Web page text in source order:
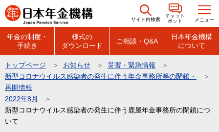
こ
の
の
先
頭
で
す
サイト内検索
チャット
ボット
メニュー
年金の制度・
手続き
様式の
ダウンロード
ご相談・Q&A
日本年金機構
について
トップページ お知らせ
災害・緊急情報
新型コロナウイルス感染者の発生に伴う年金事務所等の閉鎖・
再開情報
2022年8月
新型コロナウイルス感染者の発生に伴う鹿屋年金事務所の閉鎖につ
いて